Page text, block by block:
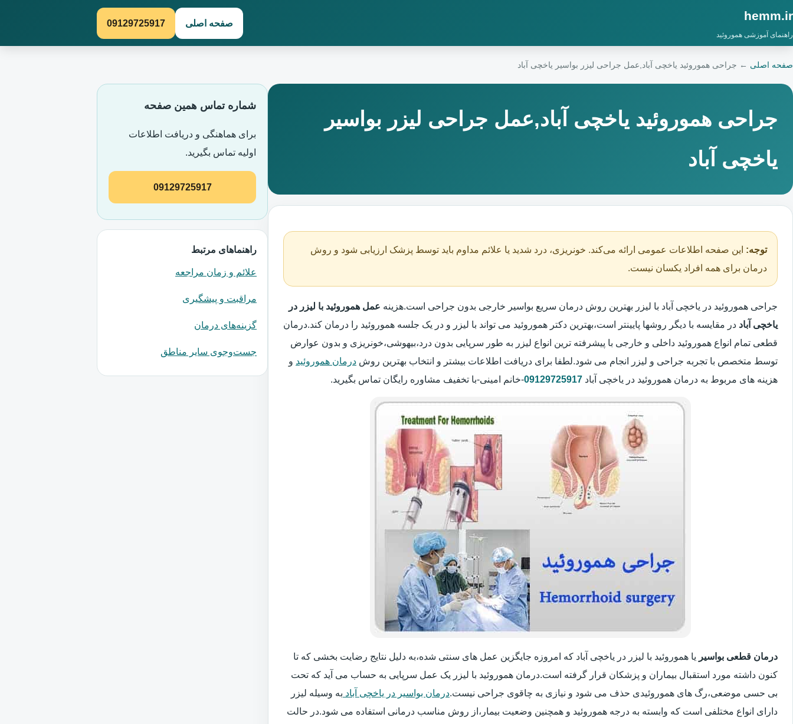
hemm.ir
راهنمای آموزشی هموروئید
صفحه اصلی 09129725917
صفحه اصلی ← جراحی هموروئید یاخچی آباد,عمل جراحی لیزر بواسیر یاخچی آباد
جراحی هموروئید یاخچی آباد,عمل جراحی لیزر بواسیر
یاخچی آباد
توجه: این صفحه اطلاعات عمومی ارائه می‌کند. خونریزی، درد شدید یا علائم مداوم باید توسط پزشک ارزیابی شود و روش
درمان برای همه افراد یکسان نیست.
جراحی هموروئید در یاخچی آباد با لیزر بهترین روش درمان سریع بواسیر خارجی بدون جراحی است.هزینه عمل هموروئید با لیزر در
یاخچی آباد در مقایسه با دیگر روشها پایینتر است،بهترین دکتر هموروئید می تواند با لیزر و در یک جلسه هموروئید را درمان کند.درمان
قطعی تمام انواع هموروئید داخلی و خارجی با پیشرفته ترین انواع لیزر به طور سرپایی بدون درد،بیهوشی،خونریزی و بدون عوارض
توسط متخصص با تجربه جراحی و لیزر انجام می شود.لطفا برای دریافت اطلاعات بیشتر و انتخاب بهترین روش درمان هموروئید و
هزینه های مربوط به درمان هموروئید در یاخچی آباد 09129725917-خانم امینی-با تخفیف مشاوره رایگان تماس بگیرید.
درمان قطعی بواسیر یا هموروئید با لیزر در یاخچی آباد که امروزه جایگزین عمل های سنتی شده،به دلیل نتایج رضایت بخشی که تا
کنون داشته مورد استقبال بیماران و پزشکان قرار گرفته است.درمان هموروئید با لیزر یک عمل سرپایی به حساب می آید که تحت
بی حسی موضعی،رگ های هموروئیدی حذف می شود و نیازی به چاقوی جراحی نیست.درمان بواسیر در یاخچی آباد به وسیله لیزر
دارای انواع مختلفی است که وابسته به درجه هموروئید و همچنین وضعیت بیمار،از روش مناسب درمانی استفاده می شود.در حالت
شماره تماس همین صفحه
برای هماهنگی و دریافت اطلاعات
اولیه تماس بگیرید.
09129725917
راهنماهای مرتبط
علائم و زمان مراجعه
مراقبت و پیشگیری
گزینه‌های درمان
جست‌وجوی سایر مناطق